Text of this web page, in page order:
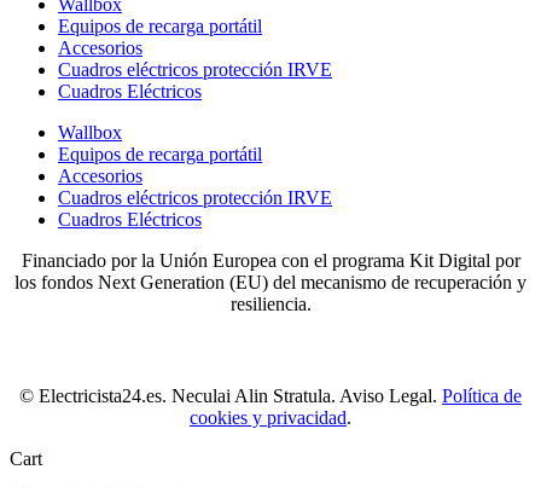
Equipos de recarga portátil
Accesorios
Cuadros eléctricos protección IRVE
Cuadros Eléctricos
Wallbox
Equipos de recarga portátil
Accesorios
Cuadros eléctricos protección IRVE
Cuadros Eléctricos
Financiado por la Unión Europea con el programa Kit Digital por
los fondos Next Generation (EU) del mecanismo de recuperación y
resiliencia.
© Electricista24.es. Neculai Alin Stratula. Aviso Legal. Política de
cookies y privacidad.
Cart